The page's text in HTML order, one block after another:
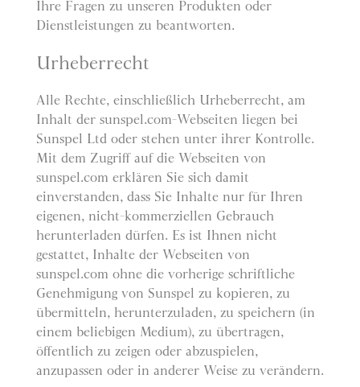
Ihre Fragen zu unseren Produkten oder
Dienstleistungen zu beantworten.
Urheberrecht
Alle Rechte, einschließlich Urheberrecht, am
Inhalt der sunspel.com-Webseiten liegen bei
Sunspel Ltd oder stehen unter ihrer Kontrolle.
Mit dem Zugriff auf die Webseiten von
sunspel.com erklären Sie sich damit
einverstanden, dass Sie Inhalte nur für Ihren
eigenen, nicht-kommerziellen Gebrauch
herunterladen dürfen. Es ist Ihnen nicht
gestattet, Inhalte der Webseiten von
sunspel.com ohne die vorherige schriftliche
Genehmigung von Sunspel zu kopieren, zu
übermitteln, herunterzuladen, zu speichern (in
einem beliebigen Medium), zu übertragen,
öffentlich zu zeigen oder abzuspielen,
anzupassen oder in anderer Weise zu verändern.